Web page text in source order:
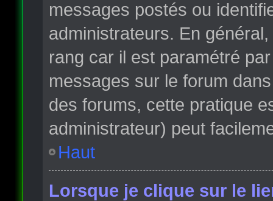
messages postés ou
administrateurs. En
rang car il est paramétré
messages sur le forum
des forums, cette pratique
administrateur) peut
Haut
Lorsque je clique sur le